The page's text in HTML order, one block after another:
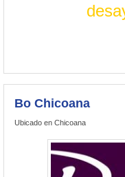
Bo Chicoana
Ubicado en Chicoana